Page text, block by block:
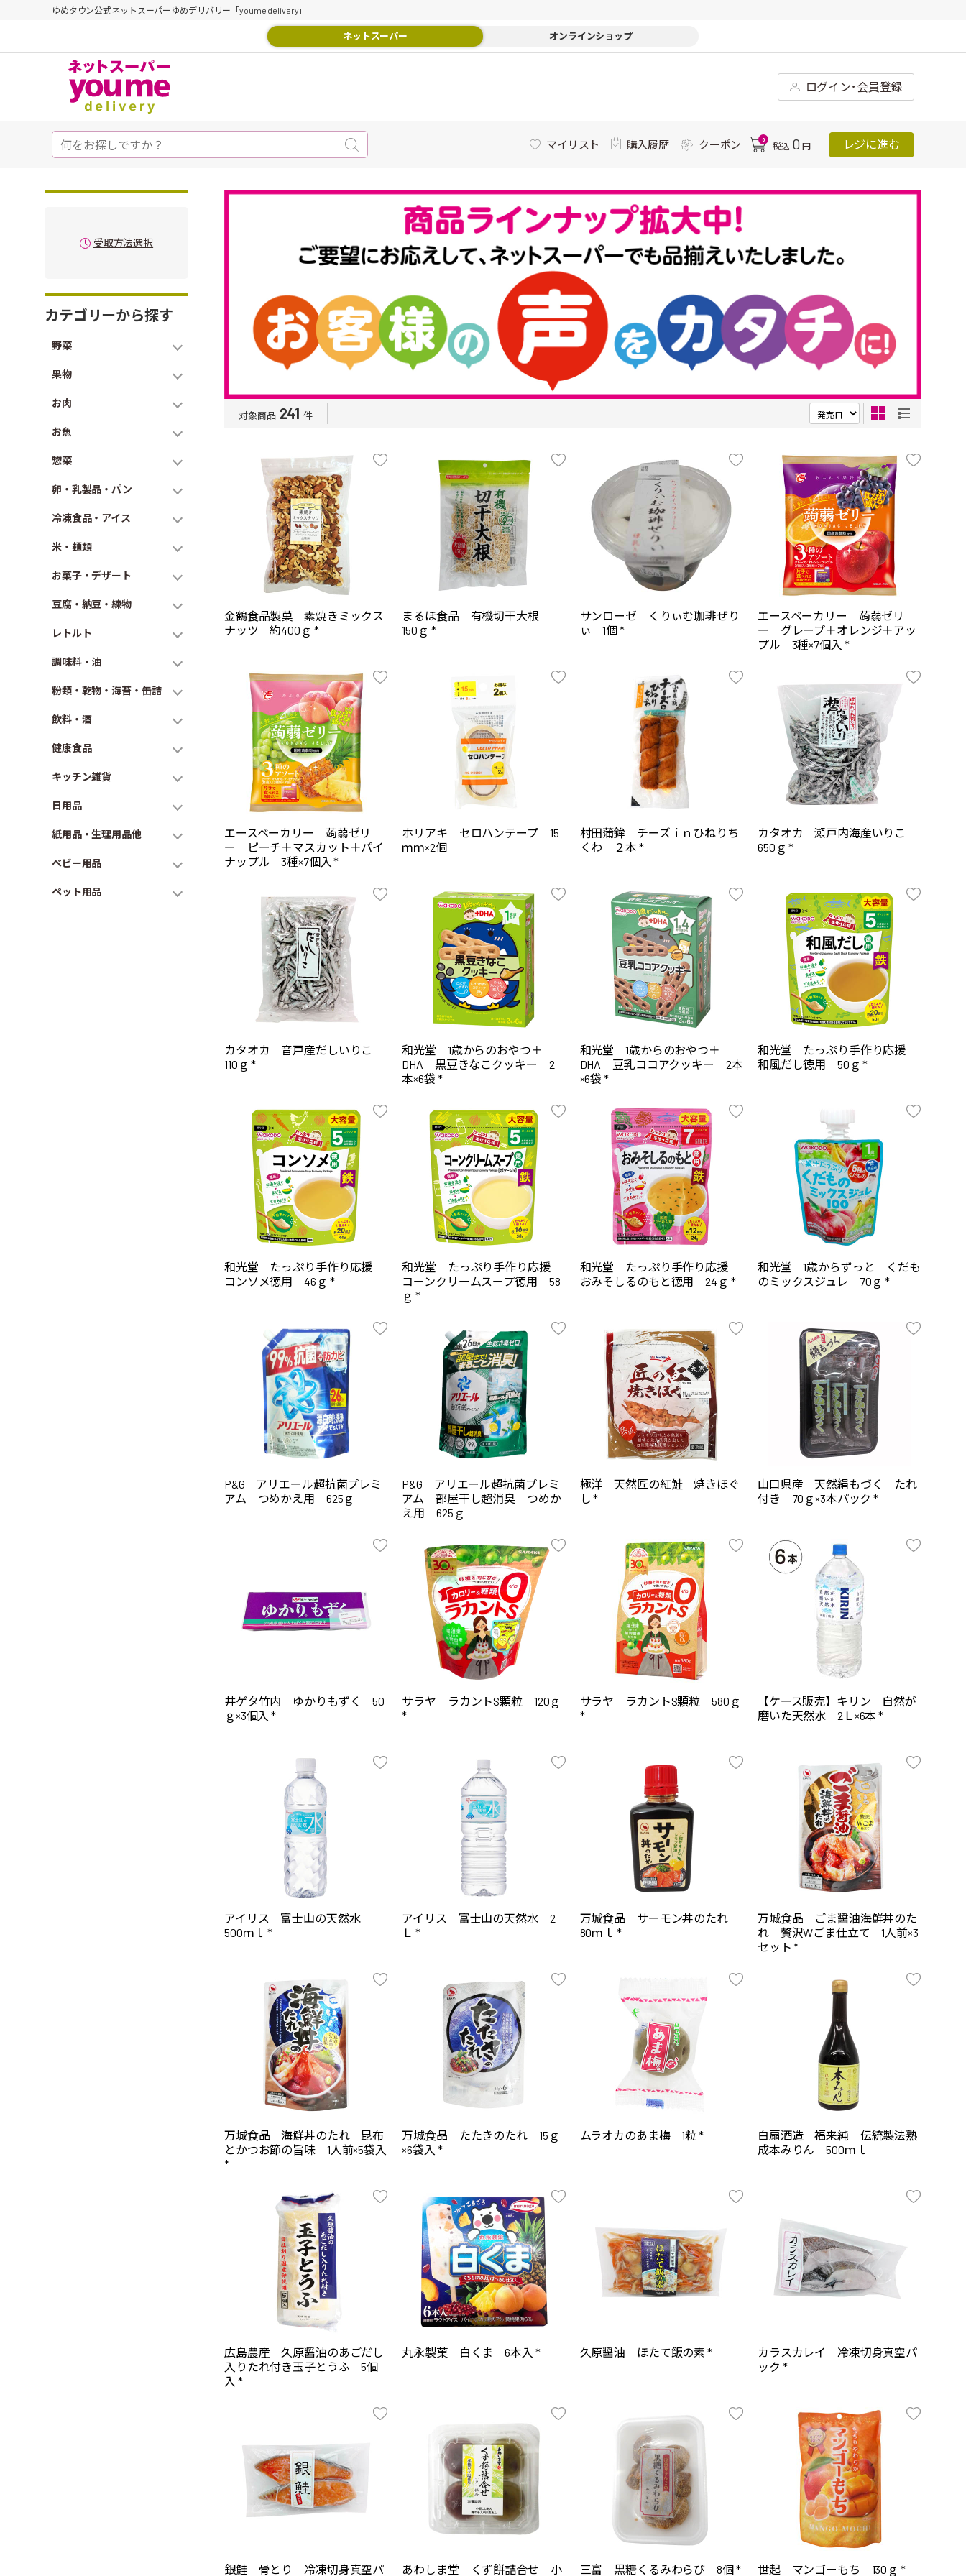
ゆめタウン公式ネットスーパーゆめデリバリー「youme delivery」
ネットスーパー オンラインショップ
ログイン･会員登録
マイリスト 購入履歴 クーポン 0
税込 0 円 レジに進む
受取方法選択
カテゴリーから探す
野菜
果物
お肉
お魚
惣菜
卵・乳製品・パン
冷凍食品・アイス
米・麺類
お菓子・デザート
豆腐・納豆・練物
レトルト
調味料・油
粉類・乾物・海苔・缶詰
飲料・酒
健康食品
キッチン雑貨
日用品
紙用品・生理用品他
ベビー用品
ペット用品
対象商品 241 件
金鶴食品製菓 素焼きミックス
ナッツ 約400ｇ *
まるほ食品 有機切干大根
150ｇ *
サンローゼ くりぃむ珈琲ぜり
ぃ 1個 *
エースベーカリー 蒟蒻ゼリ
ー グレープ＋オレンジ＋アッ
プル 3種×7個入 *
エースベーカリー 蒟蒻ゼリ
ー ピーチ＋マスカット＋パイ
ナップル 3種×7個入 *
ホリアキ セロハンテープ 15
ｍｍ×2個
村田蒲鉾 チーズｉｎひねりち
くわ ２本 *
カタオカ 瀬戸内海産いりこ
650ｇ *
カタオカ 音戸産だしいりこ
110ｇ *
和光堂 1歳からのおやつ＋
DHA 黒豆きなこクッキー 2
本×6袋 *
和光堂 1歳からのおやつ＋
DHA 豆乳ココアクッキー 2本
×6袋 *
和光堂 たっぷり手作り応援
和風だし徳用 50ｇ *
和光堂 たっぷり手作り応援
コンソメ徳用 46ｇ *
和光堂 たっぷり手作り応援
コーンクリームスープ徳用 58
ｇ *
和光堂 たっぷり手作り応援
おみそしるのもと徳用 24ｇ *
和光堂 1歳からずっと くだも
のミックスジュレ 70ｇ *
P&G アリエール超抗菌プレミ
アム つめかえ用 625ｇ
P&G アリエール超抗菌プレミ
アム 部屋干し超消臭 つめか
え用 625ｇ
極洋 天然匠の紅鮭 焼きほぐ
し *
山口県産 天然絹もづく たれ
付き 70ｇ×3本パック *
井ゲタ竹内 ゆかりもずく 50
ｇ×3個入 *
サラヤ ラカントS顆粒 120ｇ
*
サラヤ ラカントS顆粒 580ｇ
*
【ケース販売】キリン 自然が
磨いた天然水 2Ｌ×6本 *
アイリス 富士山の天然水
500ｍｌ *
アイリス 富士山の天然水 2
Ｌ *
万城食品 サーモン丼のたれ
80ｍｌ *
万城食品 ごま醤油海鮮丼のた
れ 贅沢Wごま仕立て 1人前×3
セット *
万城食品 海鮮丼のたれ 昆布
とかつお節の旨味 1人前×5袋入
*
万城食品 たたきのたれ 15ｇ
×6袋入 *
ムラオカのあま梅 1粒 *
白扇酒造 福来純 伝統製法熟
成本みりん 500ｍｌ
広島農産 久原醤油のあごだし
入りたれ付き玉子とうふ 5個
入 *
丸永製菓 白くま 6本入 * 久原醤油 ほたて飯の素 *
カラスカレイ 冷凍切身真空パ
ック *
銀鮭 骨とり 冷凍切身真空パ あわしま堂 くず餅詰合せ 小 三富 黒糖くるみわらび 8個 * 世起 マンゴーもち 130ｇ *